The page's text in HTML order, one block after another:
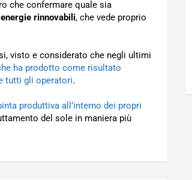
che confermare quale sia
energie rinnovabili, che vede proprio
visto e considerato che negli ultimi
ha prodotto come risultato
tutti gli operatori.
produttiva all’interno dei propri
del sole in maniera più